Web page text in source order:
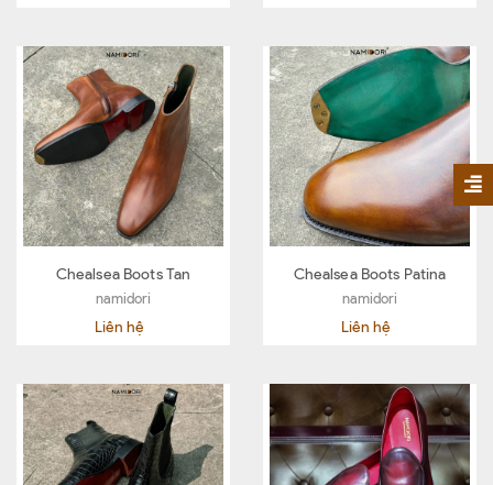
Chealsea Boots Tan
namidori
Liên hệ
Chealsea Boots Patina
namidori
Liên hệ